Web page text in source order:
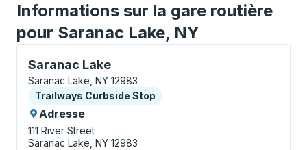
Informations sur la gare routière
pour Saranac Lake, NY
Saranac Lake
Curbside Stop, utilisez les touches fléchées ou la
Saranac Lake, NY 12983
Curbside Stop
Trailways Curbside Stop
Adresse
111 River Street
Saranac Lake, NY 12983